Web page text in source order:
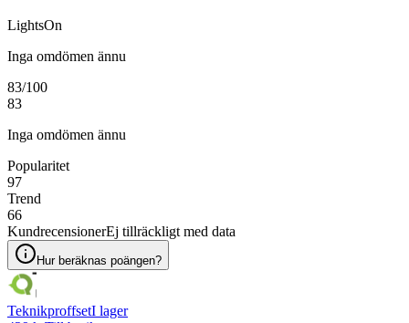
LightsOn
Inga omdömen ännu
83/100
83
Inga omdömen ännu
Popularitet
97
Trend
66
KundrecensionerEj tillräckligt med data
Hur beräknas poängen?
TeknikproffsetI lager